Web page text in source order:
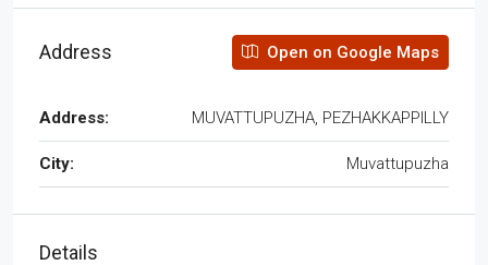
Address Open on Google Maps
Address: MUVATTUPUZHA, PEZHAKKAPPILLY
City: Muvattupuzha
Details